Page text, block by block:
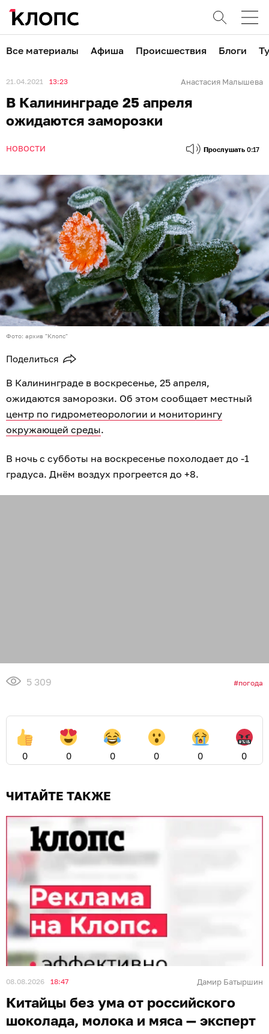
Все материалы Афиша Происшествия Блоги
21.04.2021 13:23 Анастасия Малышева
В Калининграде 25 апреля
ожидаются заморозки
НОВОСТИ Прослушать 0:17
Фото: архив "Клопс"
Поделиться
В Калининграде в воскресенье, 25 апреля,
ожидаются заморозки. Об этом сообщает местный
центр по гидрометеорологии и мониторингу
окружающей среды.
В ночь с субботы на воскресенье похолодает до -1
градуса. Днём воздух прогреется до +8.
5 309 погода
0 0 0 0 0 0
ЧИТАЙТЕ ТАКЖЕ
08.08.2026 18:47 Дамир Батыршин
Китайцы без ума от российского
шоколада, молока и мяса — эксперт